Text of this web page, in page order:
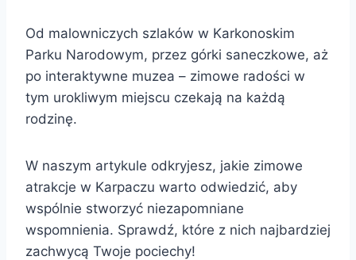
Od malowniczych szlaków w Karkonoskim
Parku Narodowym, przez górki saneczkowe, aż
po interaktywne muzea – zimowe radości w
tym urokliwym miejscu czekają na każdą
rodzinę.
W naszym artykule odkryjesz, jakie zimowe
atrakcje w Karpaczu warto odwiedzić, aby
wspólnie stworzyć niezapomniane
wspomnienia. Sprawdź, które z nich najbardziej
zachwycą Twoje pociechy!